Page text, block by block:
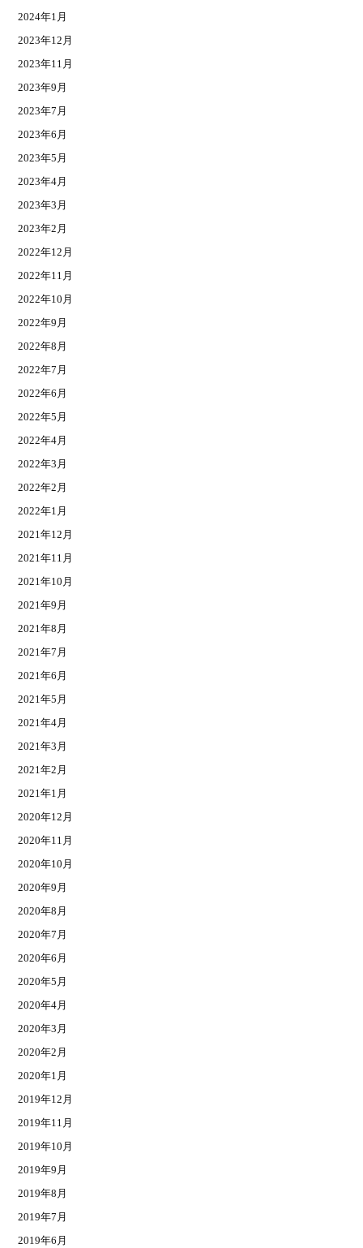
2024年1月
2023年12月
2023年11月
2023年9月
2023年7月
2023年6月
2023年5月
2023年4月
2023年3月
2023年2月
2022年12月
2022年11月
2022年10月
2022年9月
2022年8月
2022年7月
2022年6月
2022年5月
2022年4月
2022年3月
2022年2月
2022年1月
2021年12月
2021年11月
2021年10月
2021年9月
2021年8月
2021年7月
2021年6月
2021年5月
2021年4月
2021年3月
2021年2月
2021年1月
2020年12月
2020年11月
2020年10月
2020年9月
2020年8月
2020年7月
2020年6月
2020年5月
2020年4月
2020年3月
2020年2月
2020年1月
2019年12月
2019年11月
2019年10月
2019年9月
2019年8月
2019年7月
2019年6月